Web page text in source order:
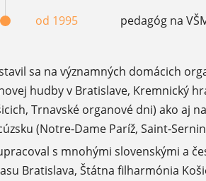
od 1995 pedagóg na
sa na významných domácich
hudby v Bratislave, Kremnický
Trnavské organové dni) ako aj
(Notre-Dame Paríž, Saint-
s mnohými slovenskými a
Bratislava, Štátna filharmónia